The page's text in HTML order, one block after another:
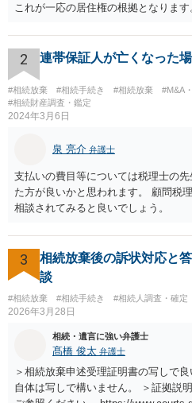
これが一応の居住権の根拠となりま
2 連帯保証人が亡くなった
#相続放棄 #相続手続き #相続放棄 #M&A
#相続財産調査・鑑定
2024年3月6日
泉 亮介 弁護士
支払いの費目等については税理士の
た方が良いかと思われます。 顧問税
相談されてみると良いでしょう。
3
相続放棄後の訴状対応と
談
#相続放棄 #相続手続き #相続人調査・確定
2026年3月28日
相続・遺言に強い弁護士
髙橋 俊太 弁護士
＞相続放棄申述受理証明書の写しで
自体は写しで構いません。 ＞証拠説